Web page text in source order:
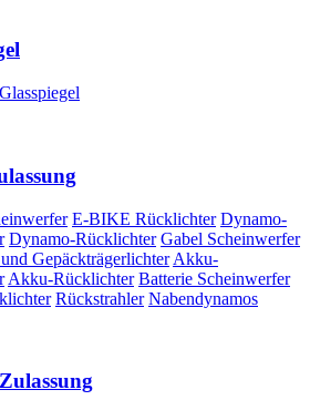
Glasspiegel
E-BIKE Rücklichter Dynamo-
Dynamo-Rücklichter Gabel Scheinwerfer
Gepäckträgerlichter Akku-
Akku-Rücklichter Batterie Scheinwerfer
Rückstrahler Nabendynamos